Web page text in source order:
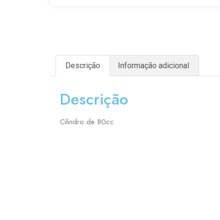
Descrição Informação adicional
Descrição
Cilindro de 80cc